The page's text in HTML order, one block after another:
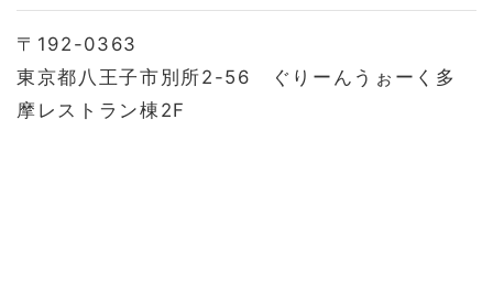
プライバシーポリシー
〒192-0363
東京都八王子市別所2-56 ぐりーんうぉーく多
摩レストラン棟2F